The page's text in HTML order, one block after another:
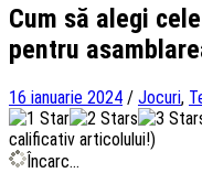
Cum să alegi
pentru
16 ianuarie 2024 / Jocuri,
calificativ articolului!)
Încarc...